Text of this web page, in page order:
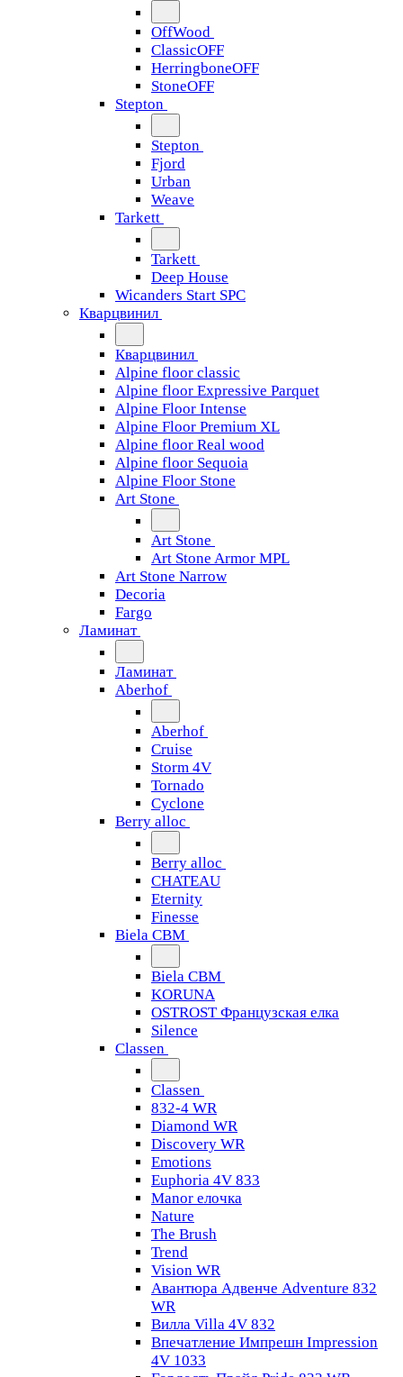
OffWood
ClassicOFF
HerringboneOFF
StoneOFF
Stepton
Stepton
Fjord
Urban
Weave
Tarkett
Tarkett
Deep House
Wicanders Start SPC
Кварцвинил
Кварцвинил
Alpine floor classic
Alpine floor Expressive Parquet
Alpine Floor Intense
Alpine Floor Premium XL
Alpine floor Real wood
Alpine floor Sequoia
Alpine Floor Stone
Art Stone
Art Stone
Art Stone Armor MPL
Art Stone Narrow
Decoria
Fargo
Ламинат
Ламинат
Aberhof
Aberhof
Cruise
Storm 4V
Tornado
Сyclone
Berry alloc
Berry alloc
CHATEAU
Eternity
Finesse
Biela CBM
Biela CBM
KORUNA
OSTROST Французская елка
Silence
Classen
Classen
832-4 WR
Diamond WR
Discovery WR
Emotions
Euphoria 4V 833
Manor елочка
Nature
The Brush
Trend
Vision WR
Авантюра Адвенче Adventure 832
WR
Вилла Villa 4V 832
Впечатление Импрешн Impression
4V 1033